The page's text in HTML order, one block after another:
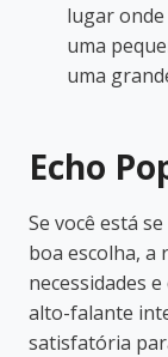
lugar onde
uma
uma
Echo
Se você está
boa escolha, a
necessidades
alto-falante
satisfatória